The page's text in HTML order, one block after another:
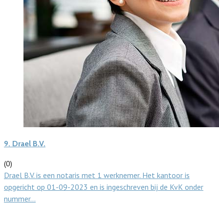
9. Drael B.V.
(0)
Drael B.V. is een notaris met 1 werknemer. Het kantoor is
opgericht op 01-09-2023 en is ingeschreven bij de KvK onder
nummer…